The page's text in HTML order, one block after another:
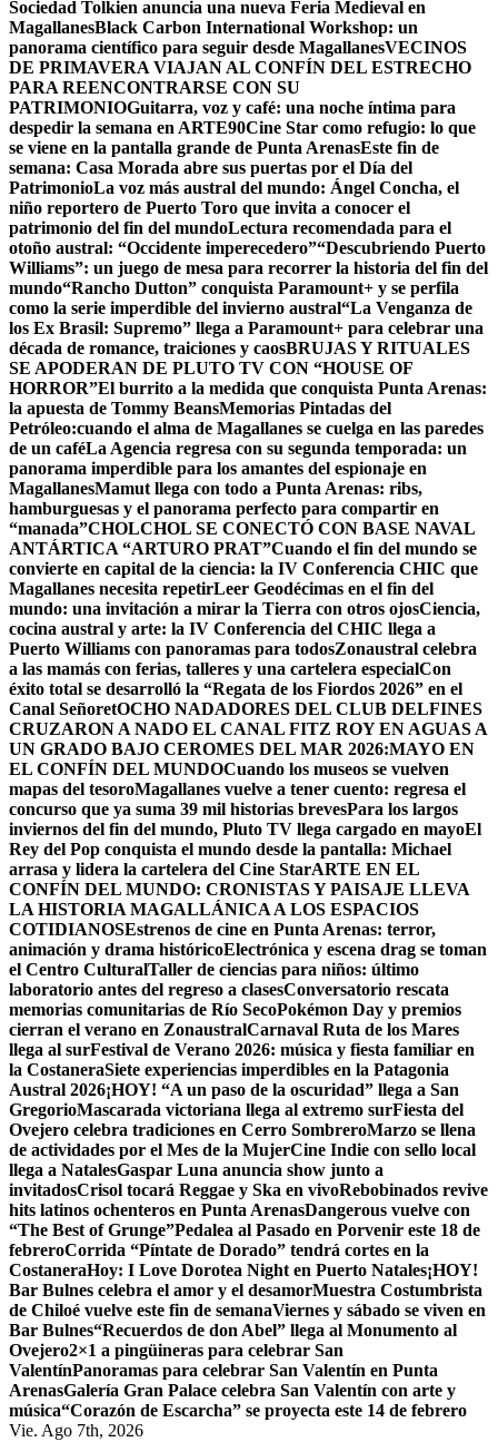
Sociedad Tolkien anuncia una nueva Feria Medieval en
MagallanesBlack Carbon International Workshop: un
panorama científico para seguir desde MagallanesVECINOS
DE PRIMAVERA VIAJAN AL CONFÍN DEL ESTRECHO
PARA REENCONTRARSE CON SU
PATRIMONIOGuitarra, voz y café: una noche íntima para
despedir la semana en ARTE90Cine Star como refugio: lo que
se viene en la pantalla grande de Punta ArenasEste fin de
semana: Casa Morada abre sus puertas por el Día del
PatrimonioLa voz más austral del mundo: Ángel Concha, el
niño reportero de Puerto Toro que invita a conocer el
patrimonio del fin del mundoLectura recomendada para el
otoño austral: “Occidente imperecedero”“Descubriendo Puerto
Williams”: un juego de mesa para recorrer la historia del fin del
mundo“Rancho Dutton” conquista Paramount+ y se perfila
como la serie imperdible del invierno austral“La Venganza de
los Ex Brasil: Supremo” llega a Paramount+ para celebrar una
década de romance, traiciones y caosBRUJAS Y RITUALES
SE APODERAN DE PLUTO TV CON “HOUSE OF
HORROR”El burrito a la medida que conquista Punta Arenas:
la apuesta de Tommy BeansMemorias Pintadas del
Petróleo:cuando el alma de Magallanes se cuelga en las paredes
de un caféLa Agencia regresa con su segunda temporada: un
panorama imperdible para los amantes del espionaje en
MagallanesMamut llega con todo a Punta Arenas: ribs,
hamburguesas y el panorama perfecto para compartir en
“manada”CHOLCHOL SE CONECTÓ CON BASE NAVAL
ANTÁRTICA “ARTURO PRAT”Cuando el fin del mundo se
convierte en capital de la ciencia: la IV Conferencia CHIC que
Magallanes necesita repetirLeer Geodécimas en el fin del
mundo: una invitación a mirar la Tierra con otros ojosCiencia,
cocina austral y arte: la IV Conferencia del CHIC llega a
Puerto Williams con panoramas para todosZonaustral celebra
a las mamás con ferias, talleres y una cartelera especialCon
éxito total se desarrolló la “Regata de los Fiordos 2026” en el
Canal SeñoretOCHO NADADORES DEL CLUB DELFINES
CRUZARON A NADO EL CANAL FITZ ROY EN AGUAS A
UN GRADO BAJO CEROMES DEL MAR 2026:MAYO EN
EL CONFÍN DEL MUNDOCuando los museos se vuelven
mapas del tesoroMagallanes vuelve a tener cuento: regresa el
concurso que ya suma 39 mil historias brevesPara los largos
inviernos del fin del mundo, Pluto TV llega cargado en mayoEl
Rey del Pop conquista el mundo desde la pantalla: Michael
arrasa y lidera la cartelera del Cine StarARTE EN EL
CONFÍN DEL MUNDO: CRONISTAS Y PAISAJE LLEVA
LA HISTORIA MAGALLÁNICA A LOS ESPACIOS
COTIDIANOSEstrenos de cine en Punta Arenas: terror,
animación y drama históricoElectrónica y escena drag se toman
el Centro CulturalTaller de ciencias para niños: último
laboratorio antes del regreso a clasesConversatorio rescata
memorias comunitarias de Río SecoPokémon Day y premios
cierran el verano en ZonaustralCarnaval Ruta de los Mares
llega al surFestival de Verano 2026: música y fiesta familiar en
la CostaneraSiete experiencias imperdibles en la Patagonia
Austral 2026¡HOY! “A un paso de la oscuridad” llega a San
GregorioMascarada victoriana llega al extremo surFiesta del
Ovejero celebra tradiciones en Cerro SombreroMarzo se llena
de actividades por el Mes de la MujerCine Indie con sello local
llega a NatalesGaspar Luna anuncia show junto a
invitadosCrisol tocará Reggae y Ska en vivoRebobinados revive
hits latinos ochenteros en Punta ArenasDangerous vuelve con
“The Best of Grunge”Pedalea al Pasado en Porvenir este 18 de
febreroCorrida “Píntate de Dorado” tendrá cortes en la
CostaneraHoy: I Love Dorotea Night en Puerto Natales¡HOY!
Bar Bulnes celebra el amor y el desamorMuestra Costumbrista
de Chiloé vuelve este fin de semanaViernes y sábado se viven en
Bar Bulnes“Recuerdos de don Abel” llega al Monumento al
Ovejero2×1 a pingüineras para celebrar San
ValentínPanoramas para celebrar San Valentín en Punta
ArenasGalería Gran Palace celebra San Valentín con arte y
música“Corazón de Escarcha” se proyecta este 14 de febrero
Vie. Ago 7th, 2026